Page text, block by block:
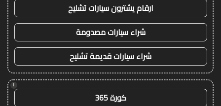
ارقام يشترون سيارات تشليح
شراء سيارات مصدومة
شراء سيارات قديمة تشليح
!
كورة 365